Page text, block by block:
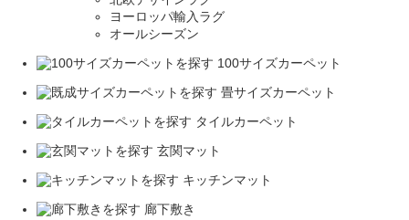
ヨーロッパ輸入ラグ
オールシーズン
100サイズカーペット
畳サイズカーペット
タイルカーペット
玄関マット
キッチンマット
廊下敷き